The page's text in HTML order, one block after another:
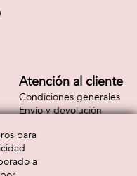
Atención al cliente
Condiciones generales
Envío y devolución
para
a